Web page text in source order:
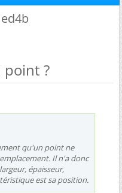
point ?
qu'un point ne
Il n'a donc
épaisseur,
est sa position.